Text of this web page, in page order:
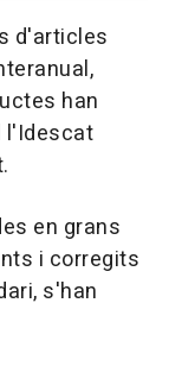
d'articles
han
l'Idescat
en grans
i corregits
s'han